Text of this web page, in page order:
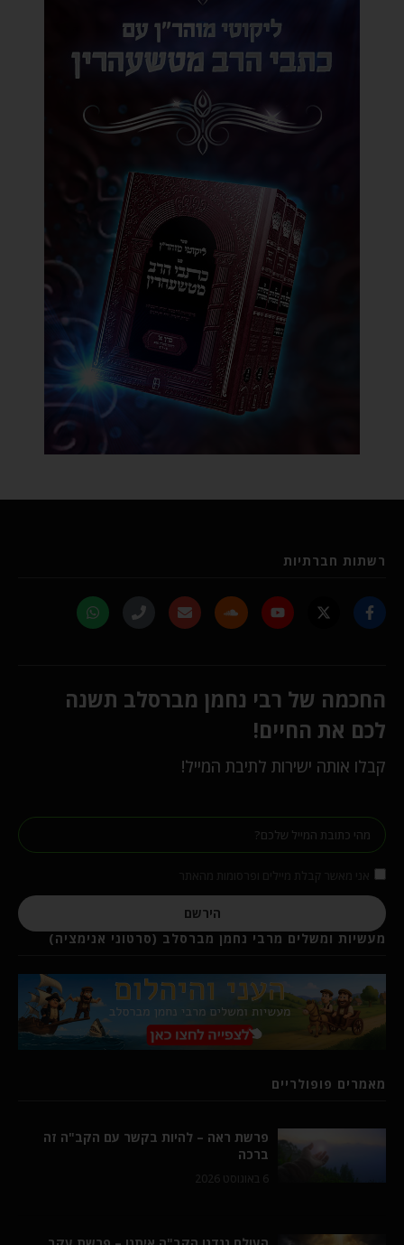
רשתות חברתיות
החכמה של רבי נחמן מברסלב תשנה
לכם את החיים!
קבלו אותה ישירות לתיבת המייל!
הירשם
מעשיות ומשלים מרבי נחמן מברסלב (סרטוני אנימציה)
מאמרים פופולריים
פרשת ראה – להיות בקשר עם הקב"ה זה
ברכה
6 באוגוסט 2026